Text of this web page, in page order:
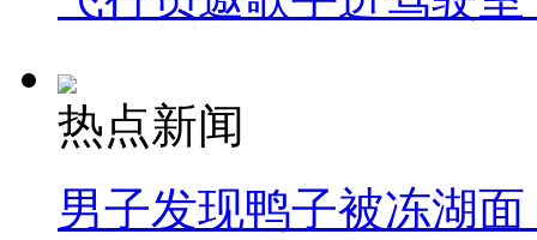
热点新闻
男子发现鸭子被冻湖